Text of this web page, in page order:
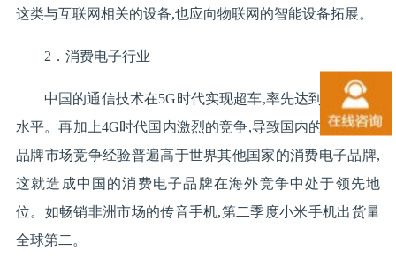
这类与互联网相关的设备,也应向物联网的智能设备拓展。
2．消费电子行业
中国的通信技术在5G时代实现超车,率先达到世界一流
水平。再加上4G时代国内激烈的竞争,导致国内的消费电子
品牌市场竞争经验普遍高于世界其他国家的消费电子品牌,
这就造成中国的消费电子品牌在海外竞争中处于领先地
位。如畅销非洲市场的传音手机,第二季度小米手机出货量
全球第二。